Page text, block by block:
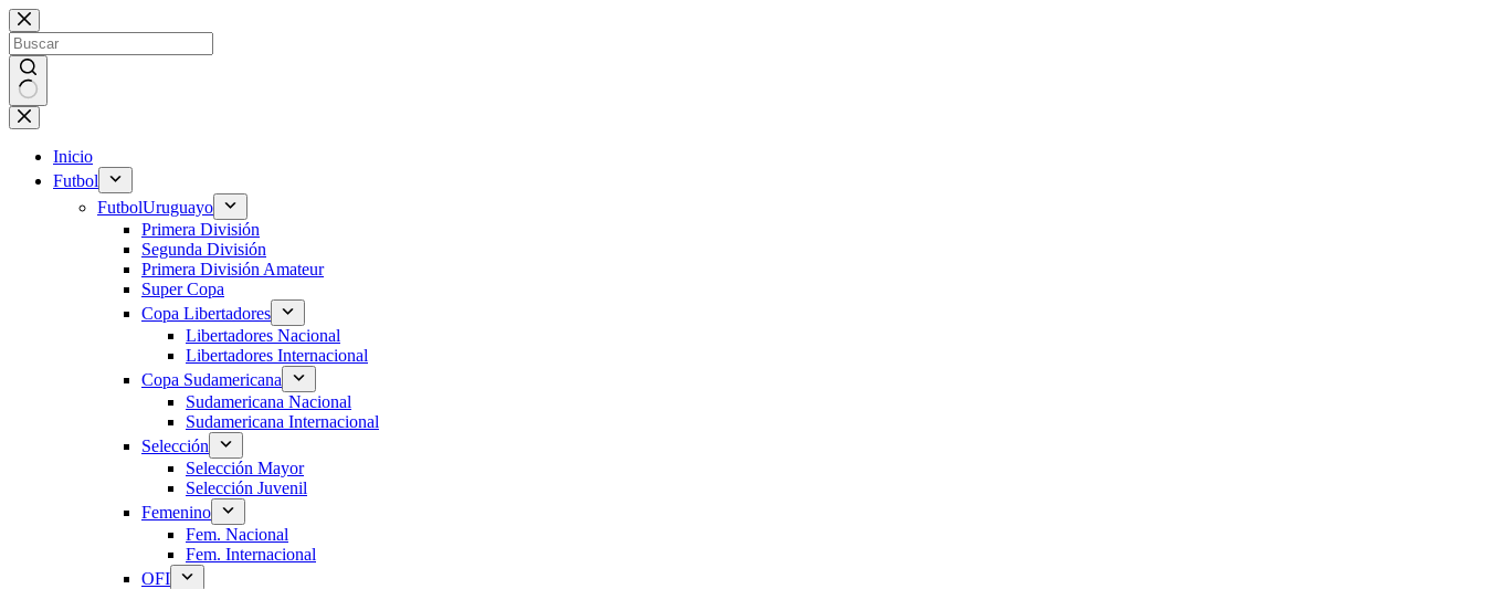
Saltar
al
contenido
Sin
resultados
Inicio
Futbol
FutbolUruguayo
Primera División
Segunda División
Primera División Amateur
Super Copa
Copa Libertadores
Libertadores Nacional
Libertadores Internacional
Copa Sudamericana
Sudamericana Nacional
Sudamericana Internacional
Selección
Selección Mayor
Selección Juvenil
Femenino
Fem. Nacional
Fem. Internacional
OFI